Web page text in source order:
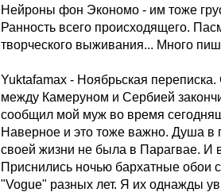
Нейроны фон Экономо - им тоже
Ранность всего происходящего.
творческого выживания... Много
Yuktafamax - Ноябрьская
между Камеруном и Сербией
сообщил мой муж во время
Наверное и это тоже важно. Душа в
своей жизни не была в Парагвае. И
Приснились ночью бархатные обои
"Vogue" разных лет. Я их однажды